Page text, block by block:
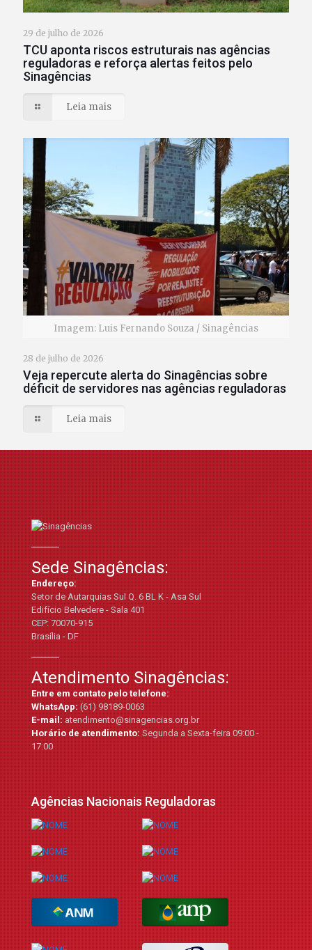
29 de julho de 2026
TCU aponta riscos estruturais nas agências
reguladoras e reforça alertas feitos pelo
Sinagências
Leia mais
Imagem: Luis Fernando Souza / Sinagências
28 de julho de 2026
Veja repercute alerta do Sinagências sobre
déficit de servidores nas agências reguladoras
Leia mais
Sede Sinagências:
Endereço:
Setor de Autarquias Sul Q. 6 BL K - Asa Sul
Edifício Belvedere - Sala 401
CEP: 70070-915
Brasília - DF
Atendimento Sinagências:
Entre em contato pelo telefone:
WhatsApp:(61) 98189-0063
E-mail:atendimento@sinagencias.org.br
Horário de atendimento:Segunda a Sexta-feira 09:00 -
17:00
Agências Nacionais Reguladoras